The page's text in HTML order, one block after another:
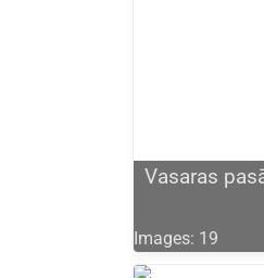
Vasaras
Images: 19